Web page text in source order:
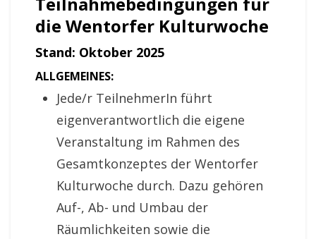
die Wentorfer Kulturwoche
Stand: Oktober 2025
ALLGEMEINES:
Jede/r TeilnehmerIn führt
eigenverantwortlich die eigene
Veranstaltung im Rahmen des
Gesamtkonzeptes der Wentorfer
Kulturwoche durch. Dazu gehören
Auf-, Ab- und Umbau der
Räumlichkeiten sowie die